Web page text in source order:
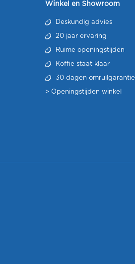
Winkel en Showroom
Deskundig advies
20 jaar ervaring
Ruime openingstijden
Koffie staat klaar
30 dagen omruilgarantie
> Openingstijden winkel